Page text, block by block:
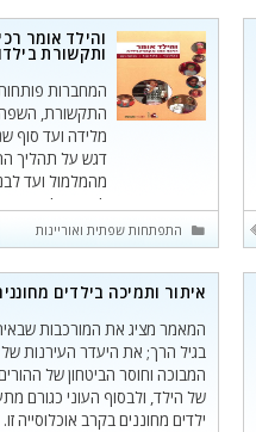
והילד אומר
ותקשורת
המחברות
התקשורת, השפה
מלידה ועד סוף
דגש על תהליך
מהמלמול ועד
לשוחח ולספר
קטגוריות
התפתחות שפתית ואוריינות
איתור ותמיכה בילדים
המאמר מציג את המורכבות
בגיל הרך; את היעדר העירנות
המבוכה וחוסר הביטחון של
של הילד, ולבסוף העוני כגורם
ילדים מחוננים בקרב אוכלוסייה זו.